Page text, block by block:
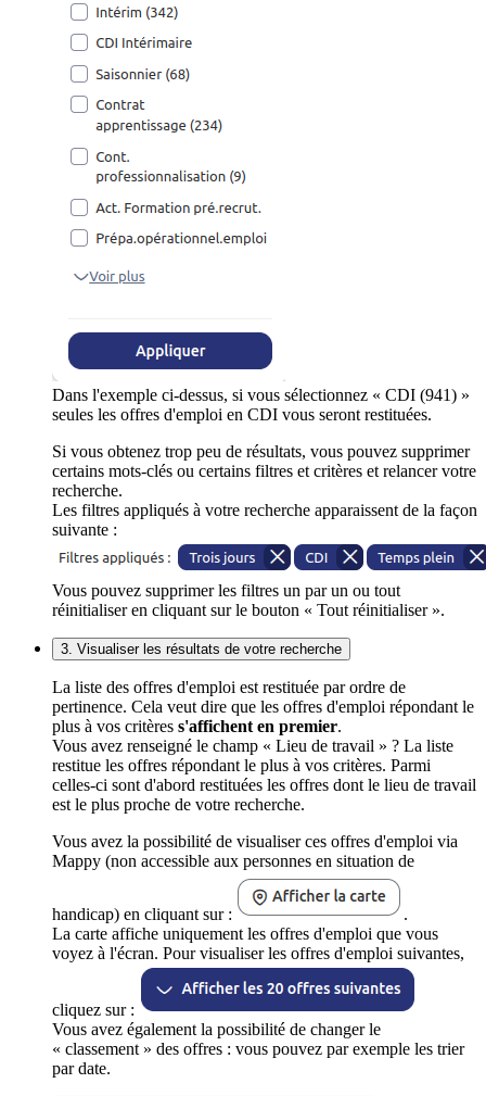
Dans l'exemple ci-dessus, si vous sélectionnez « CDI (941) »
seules les offres d'emploi en CDI vous seront restituées.
Si vous obtenez trop peu de résultats, vous pouvez supprimer
certains mots-clés ou certains filtres et critères et relancer votre
recherche.
Les filtres appliqués à votre recherche apparaissent de la façon
suivante :
Vous pouvez supprimer les filtres un par un ou tout
réinitialiser en cliquant sur le bouton « Tout réinitialiser ».
3. Visualiser les résultats de votre recherche
La liste des offres d'emploi est restituée par ordre de
pertinence. Cela veut dire que les offres d'emploi répondant le
plus à vos critères s'affichent en premier.
Vous avez renseigné le champ « Lieu de travail » ? La liste
restitue les offres répondant le plus à vos critères. Parmi
celles-ci sont d'abord restituées les offres dont le lieu de travail
est le plus proche de votre recherche.
Vous avez la possibilité de visualiser ces offres d'emploi via
Mappy (non accessible aux personnes en situation de
handicap) en cliquant sur :
.
La carte affiche uniquement les offres d'emploi que vous
voyez à l'écran. Pour visualiser les offres d'emploi suivantes,
cliquez sur :
Vous avez également la possibilité de changer le
« classement » des offres : vous pouvez par exemple les trier
par date.